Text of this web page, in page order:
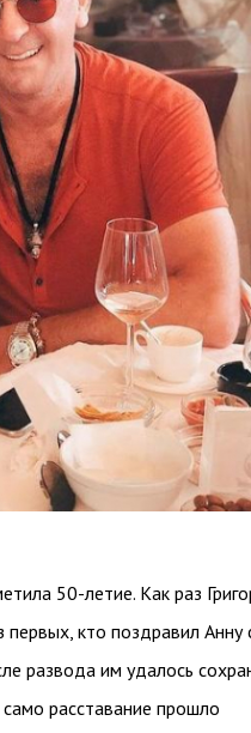
50-летие. Как раз
первых, кто поздравил Анну
развода им удалось
расставание прошло